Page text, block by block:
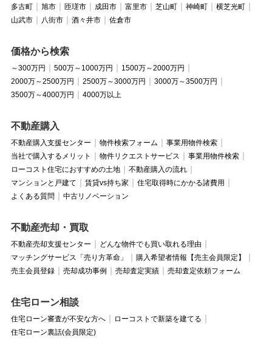
多古町 旭市 匝瑳市 成田市 富里市 芝山町 神崎町
横芝光町
山武市
八街市 酒々井市 佐倉市
価格から検索
～300万円 500万～1000万円
1500万～2000万円
2000万～2500万円
2500万～3000万円
3000万～3500万円
3500万～4000万円
4000万以上
不動産購入
不動産購入支援センター 物件検索フォーム
事業用物件検索
当社で購入するメリット
物件リクエストサービス
事業用物件検索
ローコスト住宅におすすめの土地
不動産購入の流れ
マンションと戸建て
賃貸vs持ち家
住宅取得時にかかる諸費用
よくある質問
中古リノベーション
不動産売却・買取
不動産売却支援センター
どんな物件でも買い取れる理由
マッチングサービス「売り方革命」
購入希望者情報【売主会員限定】
売主会員登録
売却成功事例 売却査定実績 売却査定依頼フォーム
住宅ローン相談
住宅ローン審査が不安な方へ
ローコストで新築を建てる
住宅ローン裏話(会員限定)